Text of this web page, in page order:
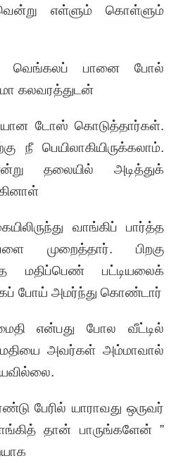
எள்ளும் கொள்ளும்
வெங்கலப் பானை போல்
கலவரத்துடன்
டோஸ் கொடுத்தார்கள்.
நீ பெயிலாகியிருக்கலாம்.
தலையில் அடித்துக்
வாங்கிப் பார்த்த
பிறகு
மதிப்பெண் பட்டியலைக்
போய் அமர்ந்து கொண்டார்
என்பது போல வீட்டில்
அவர்கள் அம்மாவால்
பேரில் யாராவது ஒருவர்
தான் பாருங்களேன் ”